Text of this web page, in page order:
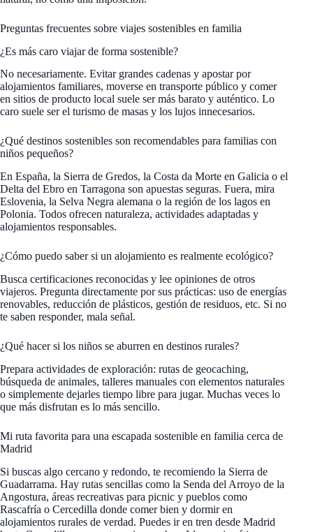
Preguntas frecuentes sobre viajes sostenibles en familia
¿Es más caro viajar de forma sostenible?
No necesariamente. Evitar grandes cadenas y apostar por
alojamientos familiares, moverse en transporte público y comer
en sitios de producto local suele ser más barato y auténtico. Lo
caro suele ser el turismo de masas y los lujos innecesarios.
¿Qué destinos sostenibles son recomendables para familias con
niños pequeños?
En España, la Sierra de Gredos, la Costa da Morte en Galicia o el
Delta del Ebro en Tarragona son apuestas seguras. Fuera, mira
Eslovenia, la Selva Negra alemana o la región de los lagos en
Polonia. Todos ofrecen naturaleza, actividades adaptadas y
alojamientos responsables.
¿Cómo puedo saber si un alojamiento es realmente ecológico?
Busca certificaciones reconocidas y lee opiniones de otros
viajeros. Pregunta directamente por sus prácticas: uso de energías
renovables, reducción de plásticos, gestión de residuos, etc. Si no
te saben responder, mala señal.
¿Qué hacer si los niños se aburren en destinos rurales?
Prepara actividades de exploración: rutas de geocaching,
búsqueda de animales, talleres manuales con elementos naturales
o simplemente dejarles tiempo libre para jugar. Muchas veces lo
que más disfrutan es lo más sencillo.
Mi ruta favorita para una escapada sostenible en familia cerca de
Madrid
Si buscas algo cercano y redondo, te recomiendo la Sierra de
Guadarrama. Hay rutas sencillas como la Senda del Arroyo de la
Angostura, áreas recreativas para picnic y pueblos como
Rascafría o Cercedilla donde comer bien y dormir en
alojamientos rurales de verdad. Puedes ir en tren desde Madrid